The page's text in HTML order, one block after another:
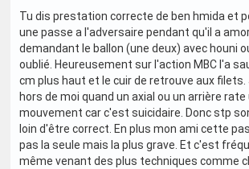
Tu dis prestation correcte de ben hmida et
une passe a l'adversaire pendant qu'il a
demandant le ballon (une deux) avec houni
oublié. Heureusement sur l'action MBC l'a
cm plus haut et le cuir de retrouve aux
hors de moi quand un axial ou un arrière rate
mouvement car c'est suicidaire. Donc stp
loin d'être correct. En plus mon ami cette
pas la seule mais la plus grave. Et c'est
même venant des plus techniques comme